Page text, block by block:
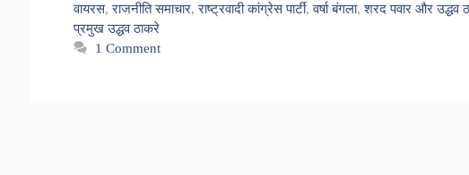
वायरस,राजनीति समाचार,राष्ट्रवादी कांग्रेस पार्टी,वर्षा बंगला,शरद पवार और उद्धव
प्रमुख उद्धव ठाकरे
1 Comment